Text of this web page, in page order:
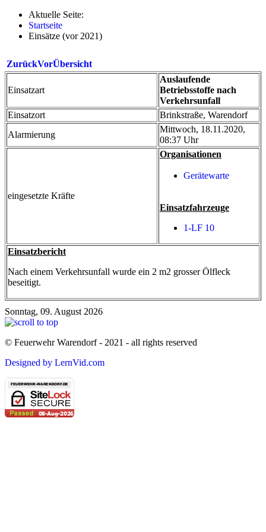
Aktuelle Seite:
Startseite
Einsätze (vor 2021)
ZurückVorÜbersicht
Einsatzart
Auslaufende
Betriebsstoffe nach
Verkehrsunfall
Einsatzort
Brinkstraße, Warendorf
Alarmierung
Mittwoch, 18.11.2020,
08:37 Uhr
eingesetzte Kräfte
Organisationen
Gerätewarte
Einsatzfahrzeuge
1-LF 10
Einsatzbericht
Nach einem Verkehrsunfall wurde ein 2 m2 grosser Ölfleck
beseitigt.
Sonntag, 09. August 2026
© Feuerwehr Warendorf - 2021 - all rights reserved
Designed by LernVid.com